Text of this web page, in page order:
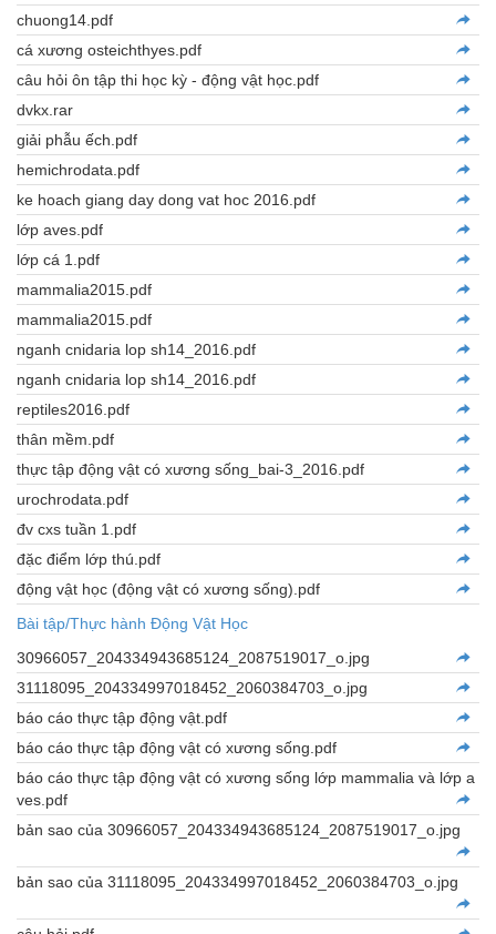
chuong14.pdf
cá xương osteichthyes.pdf
câu hỏi ôn tập thi học kỳ - động vật học.pdf
dvkx.rar
giải phẫu ếch.pdf
hemichrodata.pdf
ke hoach giang day dong vat hoc 2016.pdf
lớp aves.pdf
lớp cá 1.pdf
mammalia2015.pdf
mammalia2015.pdf
nganh cnidaria lop sh14_2016.pdf
nganh cnidaria lop sh14_2016.pdf
reptiles2016.pdf
thân mềm.pdf
thực tập động vật có xương sống_bai-3_2016.pdf
urochrodata.pdf
đv cxs tuần 1.pdf
đặc điểm lớp thú.pdf
động vật học (động vật có xương sống).pdf
Bài tập/Thực hành Động Vật Học
30966057_204334943685124_2087519017_o.jpg
31118095_204334997018452_2060384703_o.jpg
báo cáo thực tập động vật.pdf
báo cáo thực tập động vật có xương sống.pdf
báo cáo thực tập động vật có xương sống lớp mammalia và lớp a
ves.pdf
bản sao của 30966057_204334943685124_2087519017_o.jpg
bản sao của 31118095_204334997018452_2060384703_o.jpg